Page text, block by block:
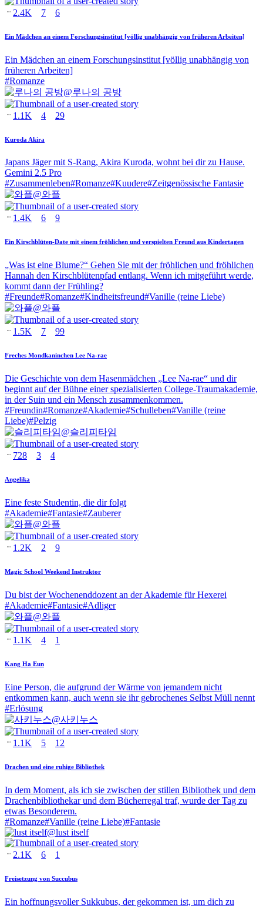
2.4K 7 6
Ein Mädchen an einem Forschungsinstitut [völlig unabhängig von früheren Arbeiten]
Ein Mädchen an einem Forschungsinstitut [völlig unabhängig von
früheren Arbeiten]
#Romanze
@루나의 공방
1.1K 4 29
Kuroda Akira
Japans Jäger mit S-Rang, Akira Kuroda, wohnt bei dir zu Hause.
Gemini 2.5 Pro
#Zusammenleben#Romanze#Kuudere#Zeitgenössische Fantasie
@와플
1.4K 6 9
Ein Kirschblüten-Date mit einem fröhlichen und verspielten Freund aus Kindertagen
„Was ist eine Blume?“ Gehen Sie mit der fröhlichen und fröhlichen
Hannah den Kirschblütenpfad entlang. Wenn ich mitgeführt werde,
kommt dann der Frühling?
#Freunde#Romanze#Kindheitsfreund#Vanille (reine Liebe)
@와플
1.5K 7 99
Freches Mondkaninchen Lee Na-rae
Die Geschichte von dem Hasenmädchen „Lee Na-rae“ und dir
beginnt auf der Bühne einer spezialisierten College-Traumakademie,
in der Suin und ein Mensch zusammenkommen.
#Freundin#Romanze#Akademie#Schulleben#Vanille (reine
Liebe)#Pelzig
@슬리피타임
728 3 4
Angelika
Eine feste Studentin, die dir folgt
#Akademie#Fantasie#Zauberer
@와플
1.2K 2 9
Magic School Weekend Instruktor
Du bist der Wochenenddozent an der Akademie für Hexerei
#Akademie#Fantasie#Adliger
@와플
1.1K 4 1
Kang Ha Eun
Eine Person, die aufgrund der Wärme von jemandem nicht
entkommen kann, auch wenn sie ihr gebrochenes Selbst Müll nennt
#Erlösung
@사키누스
1.1K 5 12
Drachen und eine ruhige Bibliothek
In dem Moment, als ich sie zwischen der stillen Bibliothek und dem
Drachenbibliothekar und dem Bücherregal traf, wurde der Tag zu
etwas Besonderem.
#Romanze#Vanille (reine Liebe)#Fantasie
@lust itself
2.1K 6 1
Freisetzung von Succubus
Ein hoffnungsvoller Sukkubus, der gekommen ist, um dich zu